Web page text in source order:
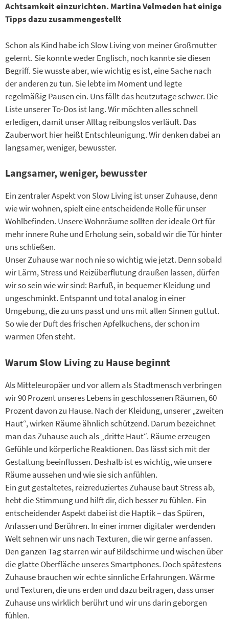
Achtsamkeit einzurichten. Martina Velmeden hat einige
Tipps dazu zusammengestellt
Schon als Kind habe ich Slow Living von meiner Großmutter
gelernt. Sie konnte weder Englisch, noch kannte sie diesen
Begriff. Sie wusste aber, wie wichtig es ist, eine Sache nach
der anderen zu tun. Sie lebte im Moment und legte
regelmäßig Pausen ein. Uns fällt das heutzutage schwer. Die
Liste unserer To-Dos ist lang. Wir möchten alles schnell
erledigen, damit unser Alltag reibungslos verläuft. Das
Zauberwort hier heißt Entschleunigung. Wir denken dabei an
langsamer, weniger, bewusster.
Langsamer, weniger, bewusster
Ein zentraler Aspekt von Slow Living ist unser Zuhause, denn
wie wir wohnen, spielt eine entscheidende Rolle für unser
Wohlbefinden. Unsere Wohnräume sollten der ideale Ort für
mehr innere Ruhe und Erholung sein, sobald wir die Tür hinter
uns schließen.
Unser Zuhause war noch nie so wichtig wie jetzt. Denn sobald
wir Lärm, Stress und Reizüberflutung draußen lassen, dürfen
wir so sein wie wir sind: Barfuß, in bequemer Kleidung und
ungeschminkt. Entspannt und total analog in einer
Umgebung, die zu uns passt und uns mit allen Sinnen guttut.
So wie der Duft des frischen Apfelkuchens, der schon im
warmen Ofen steht.
Warum Slow Living zu Hause beginnt
Als Mitteleuropäer und vor allem als Stadtmensch verbringen
wir 90 Prozent unseres Lebens in geschlossenen Räumen, 60
Prozent davon zu Hause. Nach der Kleidung, unserer „zweiten
Haut“, wirken Räume ähnlich schützend. Darum bezeichnet
man das Zuhause auch als „dritte Haut“. Räume erzeugen
Gefühle und körperliche Reaktionen. Das lässt sich mit der
Gestaltung beeinflussen. Deshalb ist es wichtig, wie unsere
Räume aussehen und wie sie sich anfühlen.
Ein gut gestaltetes, reizreduziertes Zuhause baut Stress ab,
hebt die Stimmung und hilft dir, dich besser zu fühlen. Ein
entscheidender Aspekt dabei ist die Haptik – das Spüren,
Anfassen und Berühren. In einer immer digitaler werdenden
Welt sehnen wir uns nach Texturen, die wir gerne anfassen.
Den ganzen Tag starren wir auf Bildschirme und wischen über
die glatte Oberfläche unseres Smartphones. Doch spätestens
Zuhause brauchen wir echte sinnliche Erfahrungen. Wärme
und Texturen, die uns erden und dazu beitragen, dass unser
Zuhause uns wirklich berührt und wir uns darin geborgen
fühlen.